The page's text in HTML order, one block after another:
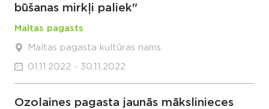
būšanas mirkļi paliek"
Maltas pagasts
Maltas pagasta kultūras nams
01.11.2022 - 30.11.2022
Ozolaines pagasta jaunās mākslinieces